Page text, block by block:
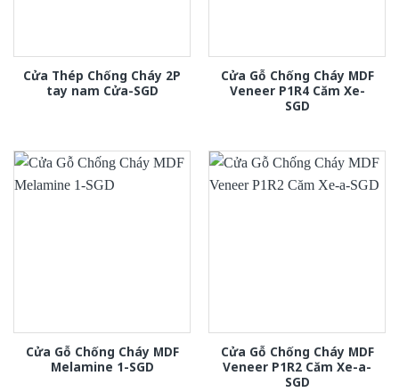
Cửa Thép Chống Cháy 2P
tay nam Cửa-SGD
Cửa Gỗ Chống Cháy MDF
Veneer P1R4 Căm Xe-
SGD
Cửa Gỗ Chống Cháy MDF
Melamine 1-SGD
Cửa Gỗ Chống Cháy MDF
Veneer P1R2 Căm Xe-a-
SGD